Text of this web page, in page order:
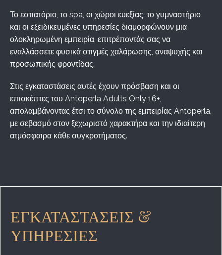
Το εστιατόριο, το spa, οι χώροι ευεξίας, το γυμναστήριο
και οι εξειδικευμένες υπηρεσίες διαμορφώνουν μια
ολοκληρωμένη εμπειρία, επιτρέποντάς σας να
εναλλάσσετε φυσικά στιγμές χαλάρωσης, αναψυχής και
προσωπικής φροντίδας.
Στις εγκαταστάσεις αυτές έχουν πρόσβαση και οι
επισκέπτες του Antoperla Adults Only 16+,
απολαμβάνοντας έτσι το σύνολο της εμπειρίας Antoperla,
με σεβασμό στον ξεχωριστό χαρακτήρα και την ιδιαίτερη
ατμόσφαιρα κάθε συγκροτήματος.
ΕΓΚΑΤΑΣΤΆΣΕΙΣ &
ΥΠΗΡΕΣΊΕΣ